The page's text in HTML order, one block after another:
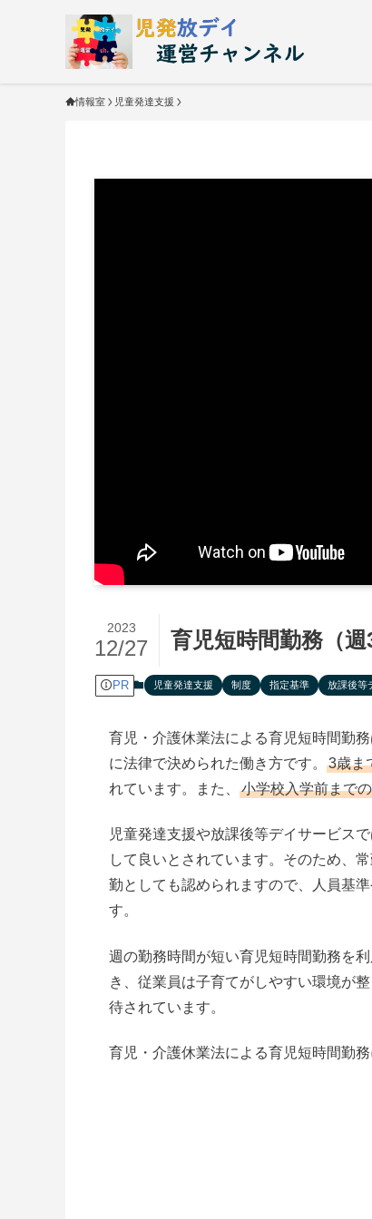
情報室 児童発達支援
育児短時間勤務（
2023
12/27
PR 児童発達支援 制度 指定基準 放課後等
育児・介護休業法による育児短時間勤務
に法律で決められた働き方です。
3歳ま
れています。また、
小学校入学前まで
児童発達支援や放課後等デイサービス
して良いとされています。そのため、
勤としても認められますので、人員基
す。
週の勤務時間が短い育児短時間勤務を
き、従業員は子育てがしやすい環境が
待されています。
育児・介護休業法による育児短時間勤